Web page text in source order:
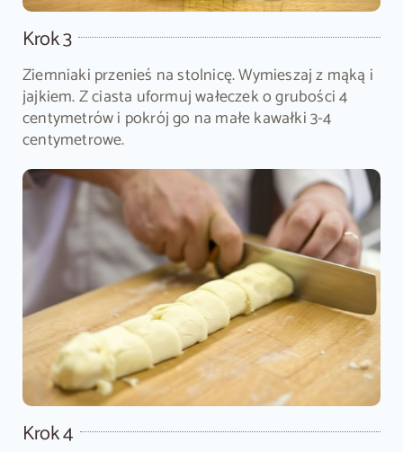
Krok 3
Ziemniaki przenieś na stolnicę. Wymieszaj z mąką i
jajkiem. Z ciasta uformuj wałeczek o grubości 4
centymetrów i pokrój go na małe kawałki 3-4
centymetrowe.
Krok 4